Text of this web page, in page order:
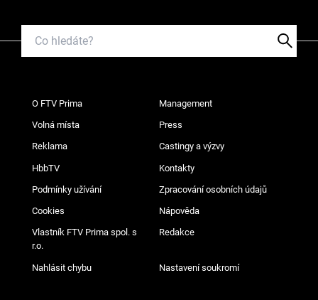
O FTV Prima Management
Volná místa Press
Reklama Castingy a výzvy
HbbTV Kontakty
Podmínky užívání Zpracování osobních údajů
Cookies Nápověda
Vlastník FTV Prima spol. s
r.o.
Redakce
Nahlásit chybu Nastavení soukromí